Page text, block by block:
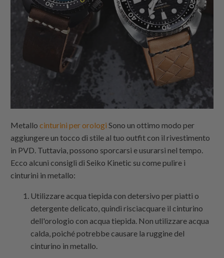
Metallocinturini per orologi Sono un ottimo modo per
aggiungere un tocco di stile al tuo outfit con il rivestimento
in PVD. Tuttavia, possono sporcarsi e usurarsi nel tempo.
Ecco alcuni consigli di Seiko Kinetic su come pulire i
cinturini in metallo:
Utilizzare acqua tiepida con detersivo per piatti o
detergente delicato, quindi risciacquare il cinturino
dell'orologio con acqua tiepida. Non utilizzare acqua
calda, poiché potrebbe causare la ruggine del
cinturino in metallo.